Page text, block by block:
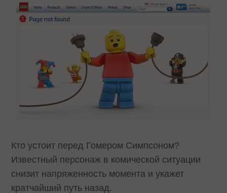
Кто устоит перед Гомером Симпсоном?
Известный персонаж в комической ситуации
снизит напряженность момента и укажет
кратчайший путь назад.